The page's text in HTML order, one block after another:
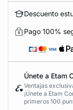
Descuento
Pago 100%
Únete a Etam
Ventajas
¡Únete a Etam
primeros 100